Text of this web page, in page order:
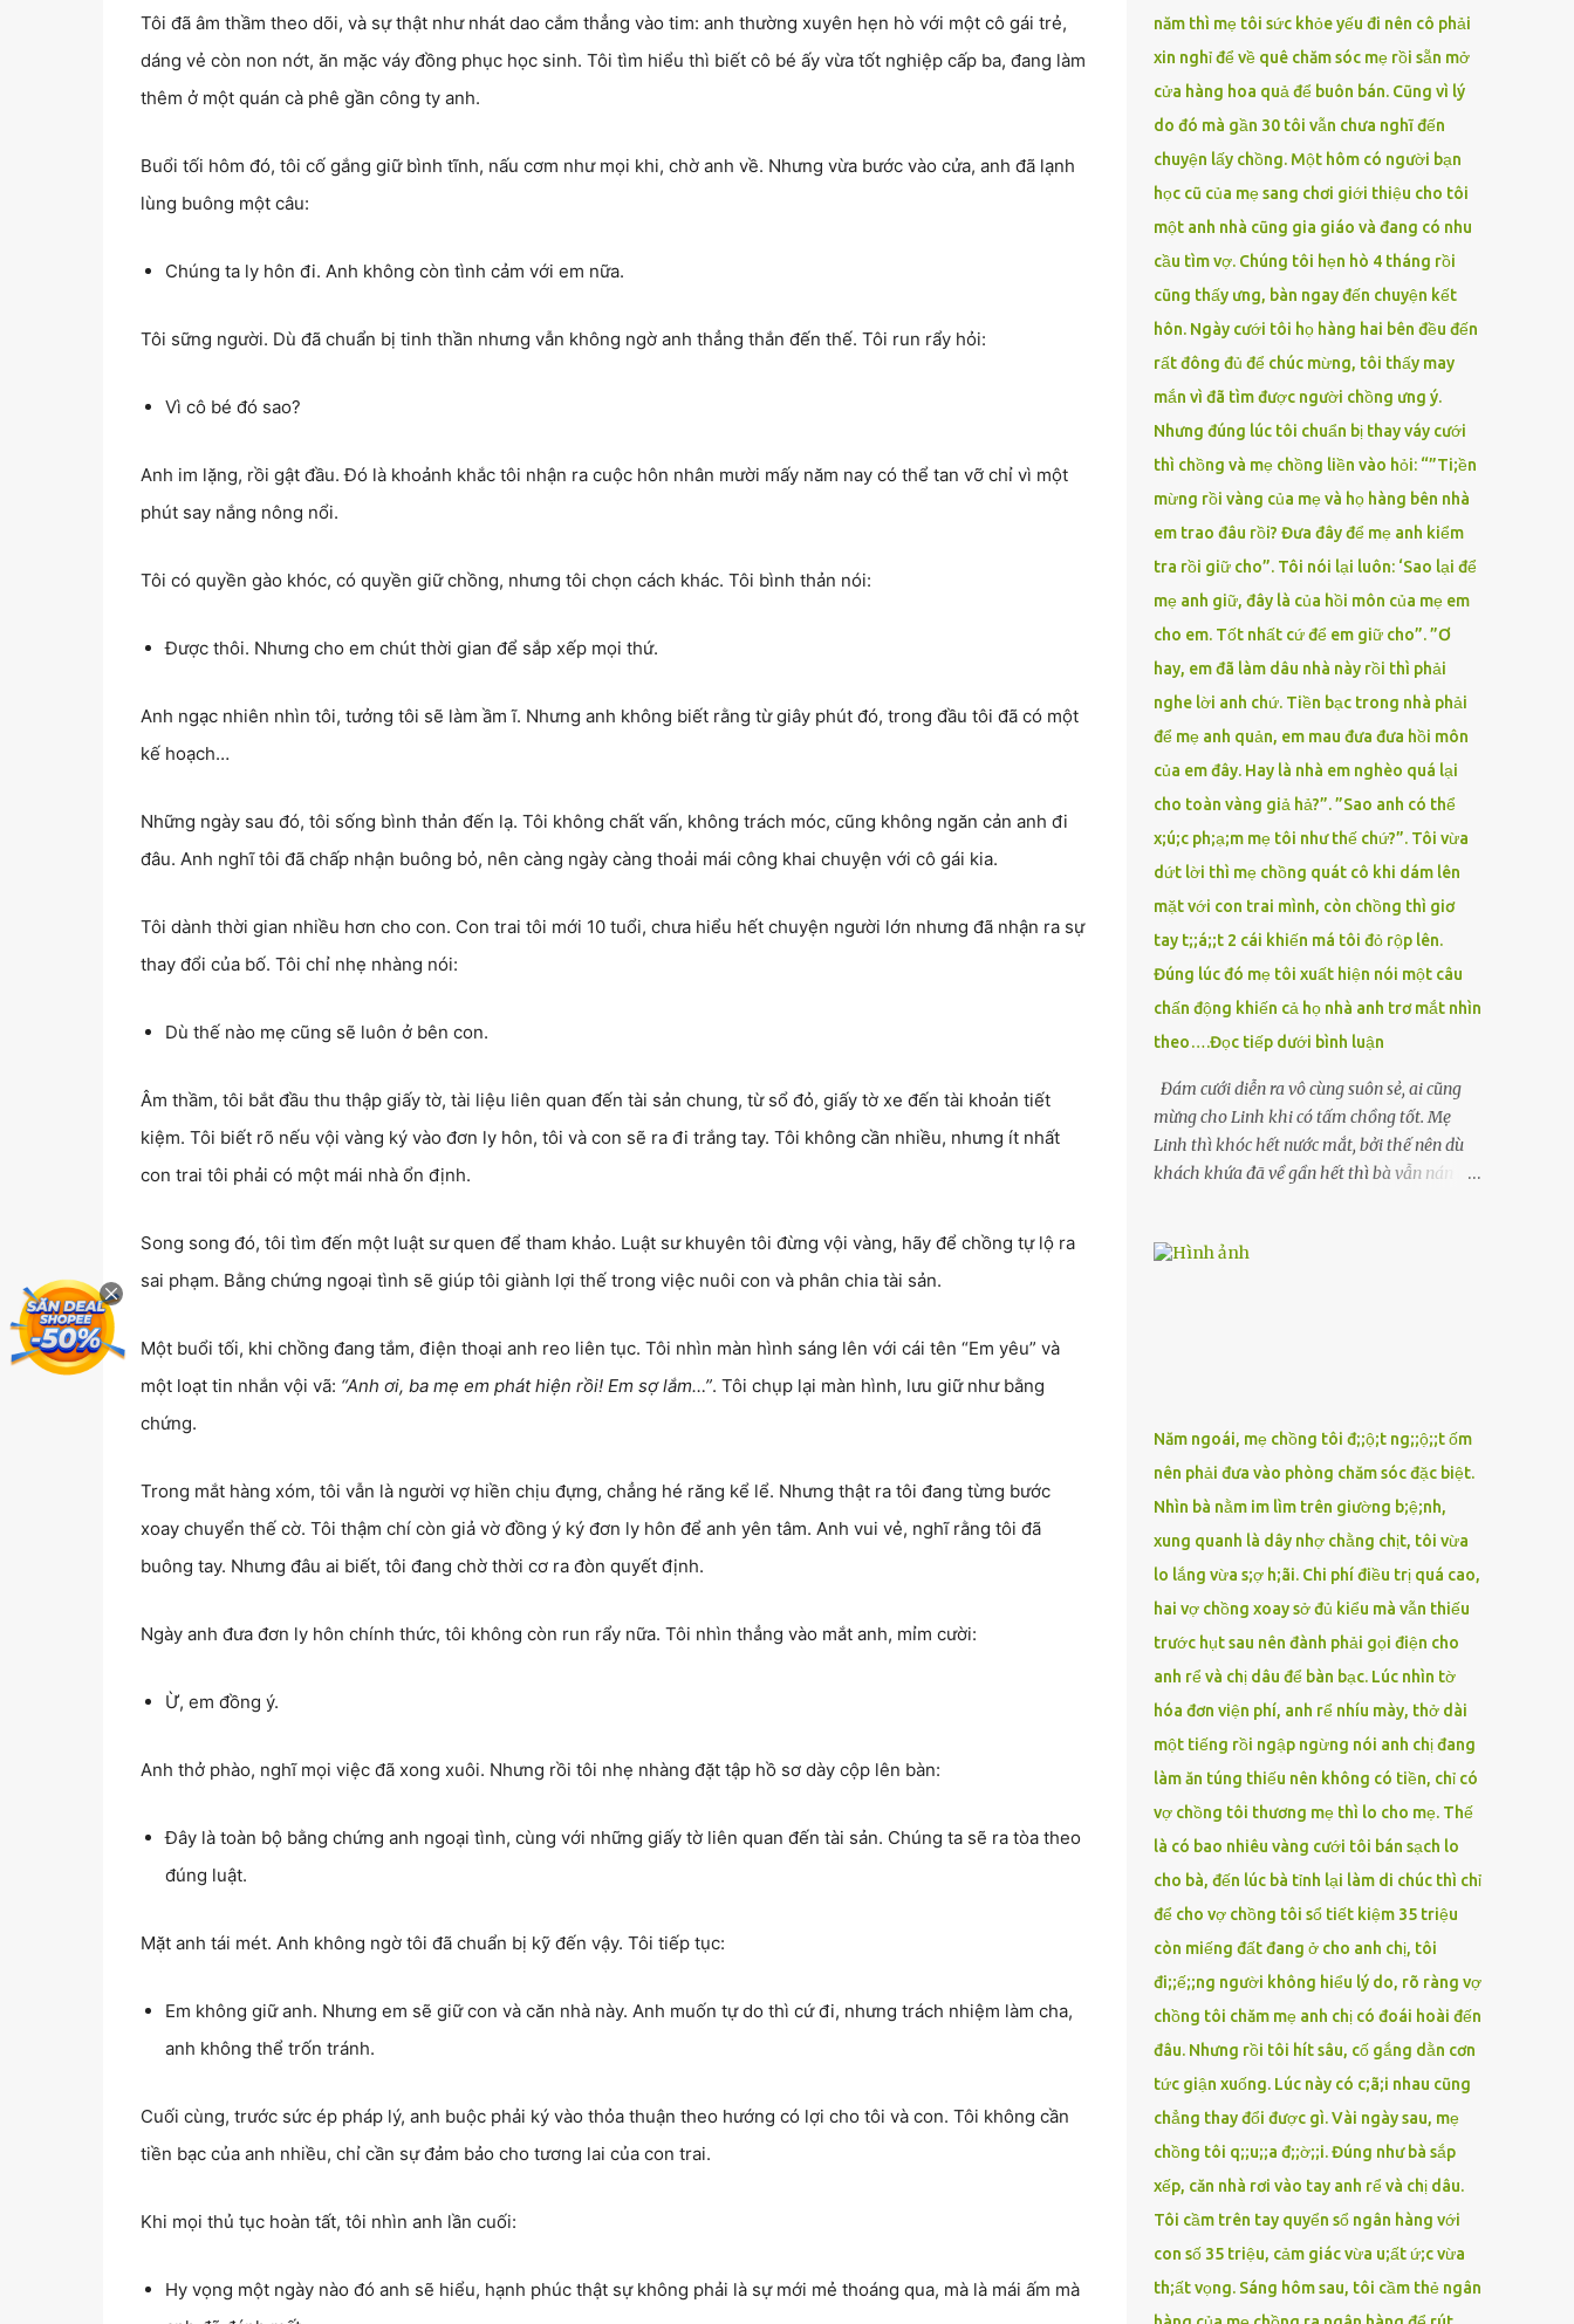
Tôi đã âm thầm theo dõi, và sự thật như nhát dao cắm thẳng vào tim: anh thường xuyên hẹn hò với một cô gái trẻ,
dáng vẻ còn non nớt, ăn mặc váy đồng phục học sinh. Tôi tìm hiểu thì biết cô bé ấy vừa tốt nghiệp cấp ba, đang làm
thêm ở một quán cà phê gần công ty anh.
Buổi tối hôm đó, tôi cố gắng giữ bình tĩnh, nấu cơm như mọi khi, chờ anh về. Nhưng vừa bước vào cửa, anh đã lạnh
lùng buông một câu:
Chúng ta ly hôn đi. Anh không còn tình cảm với em nữa.
Tôi sững người. Dù đã chuẩn bị tinh thần nhưng vẫn không ngờ anh thẳng thắn đến thế. Tôi run rẩy hỏi:
Vì cô bé đó sao?
Anh im lặng, rồi gật đầu. Đó là khoảnh khắc tôi nhận ra cuộc hôn nhân mười mấy năm nay có thể tan vỡ chỉ vì một
phút say nắng nông nổi.
Tôi có quyền gào khóc, có quyền giữ chồng, nhưng tôi chọn cách khác. Tôi bình thản nói:
Được thôi. Nhưng cho em chút thời gian để sắp xếp mọi thứ.
Anh ngạc nhiên nhìn tôi, tưởng tôi sẽ làm ầm ĩ. Nhưng anh không biết rằng từ giây phút đó, trong đầu tôi đã có một
kế hoạch…
Những ngày sau đó, tôi sống bình thản đến lạ. Tôi không chất vấn, không trách móc, cũng không ngăn cản anh đi
đâu. Anh nghĩ tôi đã chấp nhận buông bỏ, nên càng ngày càng thoải mái công khai chuyện với cô gái kia.
Tôi dành thời gian nhiều hơn cho con. Con trai tôi mới 10 tuổi, chưa hiểu hết chuyện người lớn nhưng đã nhận ra sự
thay đổi của bố. Tôi chỉ nhẹ nhàng nói:
Dù thế nào mẹ cũng sẽ luôn ở bên con.
Âm thầm, tôi bắt đầu thu thập giấy tờ, tài liệu liên quan đến tài sản chung, từ sổ đỏ, giấy tờ xe đến tài khoản tiết
kiệm. Tôi biết rõ nếu vội vàng ký vào đơn ly hôn, tôi và con sẽ ra đi trắng tay. Tôi không cần nhiều, nhưng ít nhất
con trai tôi phải có một mái nhà ổn định.
Song song đó, tôi tìm đến một luật sư quen để tham khảo. Luật sư khuyên tôi đừng vội vàng, hãy để chồng tự lộ ra
sai phạm. Bằng chứng ngoại tình sẽ giúp tôi giành lợi thế trong việc nuôi con và phân chia tài sản.
Một buổi tối, khi chồng đang tắm, điện thoại anh reo liên tục. Tôi nhìn màn hình sáng lên với cái tên “Em yêu” và
một loạt tin nhắn vội vã: “Anh ơi, ba mẹ em phát hiện rồi! Em sợ lắm…”. Tôi chụp lại màn hình, lưu giữ như bằng
chứng.
Trong mắt hàng xóm, tôi vẫn là người vợ hiền chịu đựng, chẳng hé răng kể lể. Nhưng thật ra tôi đang từng bước
xoay chuyển thế cờ. Tôi thậm chí còn giả vờ đồng ý ký đơn ly hôn để anh yên tâm. Anh vui vẻ, nghĩ rằng tôi đã
buông tay. Nhưng đâu ai biết, tôi đang chờ thời cơ ra đòn quyết định.
Ngày anh đưa đơn ly hôn chính thức, tôi không còn run rẩy nữa. Tôi nhìn thẳng vào mắt anh, mỉm cười:
Ừ, em đồng ý.
Anh thở phào, nghĩ mọi việc đã xong xuôi. Nhưng rồi tôi nhẹ nhàng đặt tập hồ sơ dày cộp lên bàn:
Đây là toàn bộ bằng chứng anh ngoại tình, cùng với những giấy tờ liên quan đến tài sản. Chúng ta sẽ ra tòa theo
đúng luật.
Mặt anh tái mét. Anh không ngờ tôi đã chuẩn bị kỹ đến vậy. Tôi tiếp tục:
Em không giữ anh. Nhưng em sẽ giữ con và căn nhà này. Anh muốn tự do thì cứ đi, nhưng trách nhiệm làm cha,
anh không thể trốn tránh.
Cuối cùng, trước sức ép pháp lý, anh buộc phải ký vào thỏa thuận theo hướng có lợi cho tôi và con. Tôi không cần
tiền bạc của anh nhiều, chỉ cần sự đảm bảo cho tương lai của con trai.
Khi mọi thủ tục hoàn tất, tôi nhìn anh lần cuối:
Hy vọng một ngày nào đó anh sẽ hiểu, hạnh phúc thật sự không phải là sự mới mẻ thoáng qua, mà là mái ấm mà
năm thì mẹ tôi sức khỏe yếu đi nên cô phải
xin nghỉ để về quê chăm sóc mẹ rồi sẵn mở
cửa hàng hoa quả để buôn bán. Cũng vì lý
do đó mà gần 30 tôi vẫn chưa nghĩ đến
chuyện lấy chồng. Một hôm có người bạn
học cũ của mẹ sang chơi giới thiệu cho tôi
một anh nhà cũng gia giáo và đang có nhu
cầu tìm vợ. Chúng tôi hẹn hò 4 tháng rồi
cũng thấy ưng, bàn ngay đến chuyện kết
hôn. Ngày cưới tôi họ hàng hai bên đều đến
rất đông đủ để chúc mừng, tôi thấy may
mắn vì đã tìm được người chồng ưng ý.
Nhưng đúng lúc tôi chuẩn bị thay váy cưới
thì chồng và mẹ chồng liền vào hỏi: “”Ti;ền
mừng rồi vàng của mẹ và họ hàng bên nhà
em trao đâu rồi? Đưa đây để mẹ anh kiểm
tra rồi giữ cho”. Tôi nói lại luôn: ‘Sao lại để
mẹ anh giữ, đây là của hồi môn của mẹ em
cho em. Tốt nhất cứ để em giữ cho”. ”Ơ
hay, em đã làm dâu nhà này rồi thì phải
nghe lời anh chứ. Tiền bạc trong nhà phải
để mẹ anh quản, em mau đưa đưa hồi môn
của em đây. Hay là nhà em nghèo quá lại
cho toàn vàng giả hả?”. ”Sao anh có thể
x;ú;c ph;ạ;m mẹ tôi như thế chứ?”. Tôi vừa
dứt lời thì mẹ chồng quát cô khi dám lên
mặt với con trai mình, còn chồng thì giơ
tay t;;á;;t 2 cái khiến má tôi đỏ rộp lên.
Đúng lúc đó mẹ tôi xuất hiện nói một câu
chấn động khiến cả họ nhà anh trơ mắt nhìn
theo….Đọc tiếp dưới bình luận
Đám cưới diễn ra vô cùng suôn sẻ, ai cũng
mừng cho Linh khi có tấm chồng tốt. Mẹ
Linh thì khóc hết nước mắt, bởi thế nên dù
khách khứa đã về gần hết thì bà vẫn nán lại
được 1 năm thì mẹ cô sức khỏe yếu đi nên cô
phẩm đủ cả thì Linh lại sống rất giản dị. Cô
cũng muốn làm đẹp nhưng nghĩ thà dành
tiền đó mua đồ ăn ngon bồi bổ cho mẹ thì sẽ
tốt hơn. Gần 30 tuổi Linh vẫn chưa có chồng,
phần vì gia đình Linh nghèo, phần nữa là
Linh sợ cảnh lấy chồng rồi bỏ mẹ một mình
Xuân là bạn học cũ của mẹ Linh đến chơi,
thấy Linh liền khen nức nở: ”Ôi trời, cái Linh
càng ngày càng xinh ra ấy nhỉ? Thế sắp lấy
chồng chưa cháu?”. Nghe đến đó thì mẹ Linh
tiếp lời: ”Cô...
Năm ngoái, mẹ chồng tôi đ;;ộ;t ng;;ộ;;t ốm
nên phải đưa vào phòng chăm sóc đặc biệt.
Nhìn bà nằm im lìm trên giường b;ệ;nh,
xung quanh là dây nhợ chằng chịt, tôi vừa
lo lắng vừa s;ợ h;ãi. Chi phí điều trị quá cao,
hai vợ chồng xoay sở đủ kiểu mà vẫn thiếu
trước hụt sau nên đành phải gọi điện cho
anh rể và chị dâu để bàn bạc. Lúc nhìn tờ
hóa đơn viện phí, anh rể nhíu mày, thở dài
một tiếng rồi ngập ngừng nói anh chị đang
làm ăn túng thiếu nên không có tiền, chỉ có
vợ chồng tôi thương mẹ thì lo cho mẹ. Thế
là có bao nhiêu vàng cưới tôi bán sạch lo
cho bà, đến lúc bà tỉnh lại làm di chúc thì chỉ
để cho vợ chồng tôi sổ tiết kiệm 35 triệu
còn miếng đất đang ở cho anh chị, tôi
đi;;ế;;ng người không hiểu lý do, rõ ràng vợ
chồng tôi chăm mẹ anh chị có đoái hoài đến
đâu. Nhưng rồi tôi hít sâu, cố gắng dằn cơn
tức giận xuống. Lúc này có c;ã;i nhau cũng
chẳng thay đổi được gì. Vài ngày sau, mẹ
chồng tôi q;;u;;a đ;;ờ;;i. Đúng như bà sắp
xếp, căn nhà rơi vào tay anh rể và chị dâu.
Tôi cầm trên tay quyển sổ ngân hàng với
con số 35 triệu, cảm giác vừa u;ất ứ;c vừa
th;ất vọng. Sáng hôm sau, tôi cầm thẻ ngân